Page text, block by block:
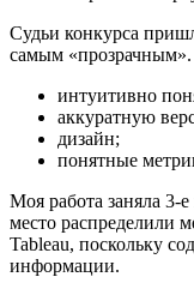
Судьи конкурса
самым
интуитивно
аккуратную
дизайн;
понятные
Моя работа заняла 3-
место распределили
Tableau, поскольку
информации.